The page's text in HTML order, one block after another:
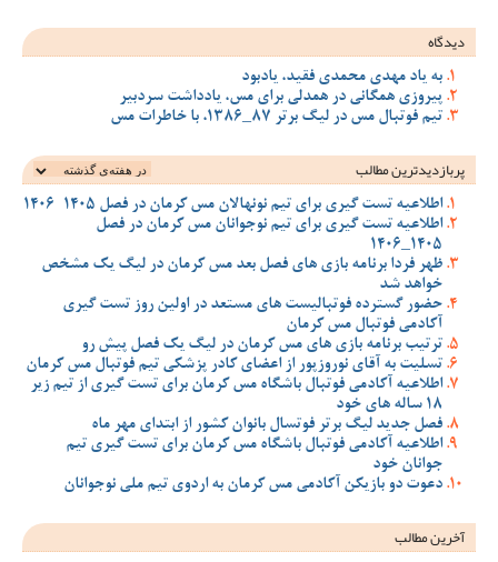
دیدگاه
به یاد مهدی محمدی فقید، یادبود
پیروزی همگانی در همدلی برای مس، یادداشت سردبیر
تیم فوتبال مس در لیگ برتر 87_1386، با خاطرات مس
پربازدیدترین‌ مطالب
اطلاعیه تست گیری برای تیم نونهالان مس کرمان در فصل 1405-1406
اطلاعیه تست گیری برای تیم نوجوانان مس کرمان در فصل
1405_1406
ظهر فردا برنامه بازی های فصل بعد مس کرمان در لیگ یک مشخص
خواهد شد
حضور گسترده فوتبالیست های مستعد در اولین روز تست گیری
آکادمی فوتبال مس کرمان
ترتیب برنامه بازی های مس کرمان در لیگ یک فصل پیش رو
تسلیت به آقای نوروزپور از اعضای کادر پزشکی تیم فوتبال مس کرمان
اطلاعیه آکادمی فوتبال باشگاه مس کرمان برای تست گیری از تیم زیر
18 ساله های خود
فصل جدید لیگ برتر فوتسال بانوان کشور از ابتدای مهر ماه
اطلاعیه آکادمی فوتبال باشگاه مس کرمان برای تست گیری تیم
جوانان خود
دعوت دو بازیکن آکادمی مس کرمان به اردوی تیم ملی نوجوانان
آخرین مطالب